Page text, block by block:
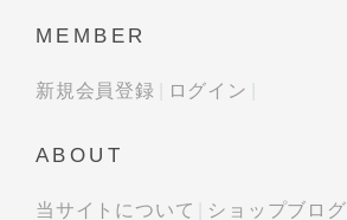
MEMBER
新規会員登録 ログイン
ABOUT
当サイトについて ショップブログ